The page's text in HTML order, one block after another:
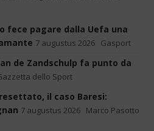
fece pagare dalla Uefa una
7 augustus 2026 Gasport
de Zandschulp fa punto da
dello Sport
il caso Baresi:
7 augustus 2026 Marco Pasotto